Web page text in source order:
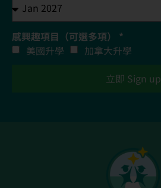
感興趣項目（可選多項） *
美國升學
加拿大升學
立即 Sign up